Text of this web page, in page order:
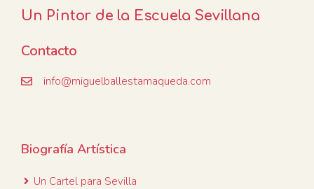
Un Pintor de la Escuela Sevillana
Contacto
info@miguelballestamaqueda.com
Biografía Artística
Un Cartel para Sevilla